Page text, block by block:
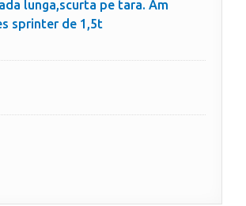
lunga,scurta pe tara. Am
sprinter de 1,5t